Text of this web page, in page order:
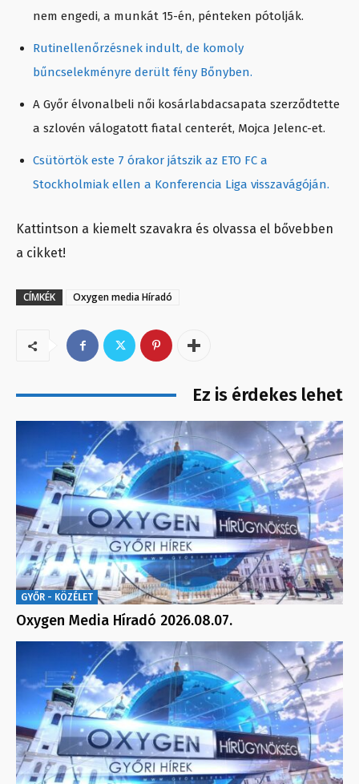
nem engedi, a munkát 15-én, pénteken pótolják.
Rutinellenőrzésnek indult, de komoly
bűncselekményre derült fény Bőnyben.
A Győr élvonalbeli női kosárlabdacsapata szerződtette
a szlovén válogatott fiatal centerét, Mojca Jelenc-et.
Csütörtök este 7 órakor játszik az ETO FC a
Stockholmiak ellen a Konferencia Liga visszavágóján.
Kattintson a kiemelt szavakra és olvassa el bővebben
a cikket!
CÍMKÉK Oxygen media Híradó
Ez is érdekes lehet
GYŐR - KÖZÉLET
Oxygen Media Híradó 2026.08.07.